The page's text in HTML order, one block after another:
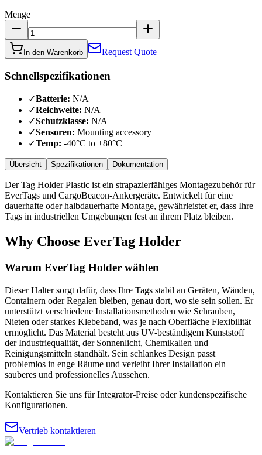
Menge
In den Warenkorb Request Quote
Schnellspezifikationen
✓Batterie: N/A
✓Reichweite: N/A
✓Schutzklasse: N/A
✓Sensoren: Mounting accessory
✓Temp: -40°C to +80°C
Übersicht Spezifikationen Dokumentation
Der Tag Holder Plastic ist ein strapazierfähiges Montagezubehör für
EverTags und CargoBeacon-Ankergeräte. Entwickelt für eine
dauerhafte oder halbdauerhafte Montage, gewährleistet er, dass Ihre
Tags in industriellen Umgebungen fest an ihrem Platz bleiben.
Why Choose EverTag Holder
Warum EverTag Holder wählen
Dieser Halter sorgt dafür, dass Ihre Tags stabil an Geräten, Wänden,
Containern oder Regalen bleiben, genau dort, wo sie sein sollen. Er
unterstützt verschiedene Installationsmethoden wie Schrauben,
Nieten oder starkes Klebeband, was je nach Oberfläche Flexibilität
ermöglicht. Das Material besteht aus UV-beständigem Kunststoff
der Industriequalität, der Sonnenlicht, Chemikalien und
Reinigungsmitteln standhält. Sein schlankes Design passt
problemlos in enge Räume und verleiht Ihrer Installation ein
sauberes und professionelles Aussehen.
Kontaktieren Sie uns für Integrator-Preise oder kundenspezifische
Konfigurationen.
Vertrieb kontaktieren